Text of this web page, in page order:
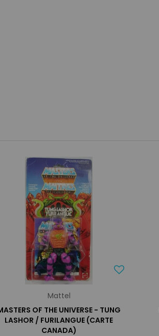
Mattel
OF THE UNIVERSE - TUNG
LASHOR / FURILANGUE (CARTE
CANADA)